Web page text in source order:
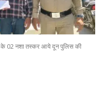
के 02 नशा तस्कर आये दून पुलिस की